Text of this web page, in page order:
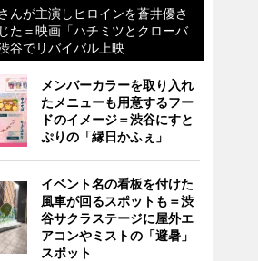
んが主演しヒロインを蒼井優さ
た＝映画「ハチミツとクローバ
谷でリバイバル上映
メンバーカラーを取り入れ
たメニューも用意するフー
ドのイメージ＝渋谷にすと
ぷりの「縁日かふぇ」
イベント名の看板を付けた
風車が回るスポットも＝渋
谷サクラステージに屋外エ
アコンやミストの「避暑」
スポット